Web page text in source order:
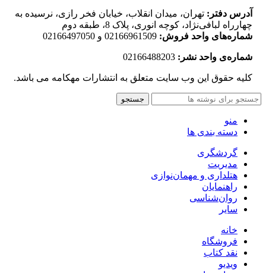
آدرس دفتر: تهران، میدان انقلاب، خیابان فخر رازی، نرسیده به
چهارراه لبافی‌نژاد، کوچه انوری، پلاک 8، طبقه دوم
شماره‌های واحد فروش: 02166961509 و 02166497050
شماره‌‌ی واحد نشر:
کلیه حقوق این وب سایت متعلق به انتشارات مهکامه می باشد.
جستجو
منو
دسته بندی ها
گردشگری
مدیریت
هتلداری و مهمان‌نوازی
راهنمایان
روان‌شناسی
سایر
خانه
فروشگاه
نقد کتاب
ویدیو